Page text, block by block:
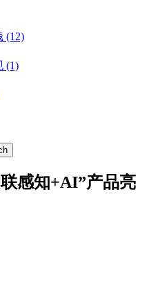
(12)
(1)
感知+AI”产品亮